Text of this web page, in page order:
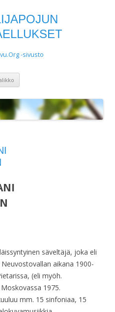
-sivusto
säveltäjä, joka eli
aikana 1900-
(eli myöh.
1975.
mm. 15 sinfoniaa, 15